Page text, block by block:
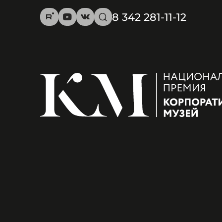
R Y V s 8 342 281-11-12